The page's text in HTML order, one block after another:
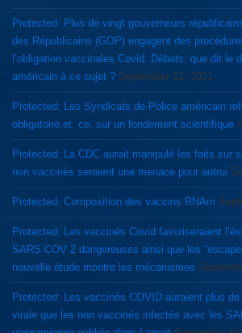
Protected: Plus de vingt gouverneurs
des Républicains (GOP) engagent des
l’obligation vaccinales Covid: Débats: que dit le
américain à ce sujet ? September 12, 2021
Protected: Les Syndicats de Police américain
obligatoire et. ce, sur un fondement scientifique
Protected: La CDC aurait manipulé les faits sur
non vaccinés seraient une menace pour autrui
Protected: Composition des vaccins RNAm
Protected: Les vaccinés Covid favoriseraient l’évolution des mutations
SARS COV 2 dangereuses ainsi que les
nouvelle étude montre les mécanismes
Protected: Les vaccinés COVID auraient plus
virale que les non vaccinés infectés avec les